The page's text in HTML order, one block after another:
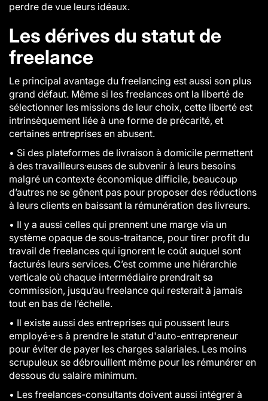
perdre de vue leurs idéaux.
Les dérives du statut de
freelance
Le principal avantage du freelancing est aussi son plus
grand défaut. Même si les freelances ont la liberté de
sélectionner les missions de leur choix, cette liberté est
intrinsèquement liée à une forme de précarité, et
certaines entreprises en abusent.
• Si des plateformes de livraison à domicile permettent
à des travailleurs·euses de subvenir à leurs besoins
malgré un contexte économique difficile, beaucoup
d’autres ne se gênent pas pour proposer des réductions
à leurs clients en baissant la rémunération des livreurs.
• Il y a aussi celles qui prennent une marge via un
système opaque de sous-traitance, pour tirer profit du
travail de freelances qui ignorent le coût auquel sont
facturés leurs services. C’est comme une hiérarchie
verticale où chaque intermédiaire prendrait sa
commission, jusqu’au freelance qui resterait à jamais
tout en bas de l’échelle.
• Il existe aussi des entreprises qui poussent leurs
employé·e·s à prendre le statut d'auto-entrepreneur
pour éviter de payer les charges salariales. Les moins
scrupuleux se débrouillent même pour les rémunérer en
dessous du salaire minimum.
• Les freelances-consultants doivent aussi intégrer à